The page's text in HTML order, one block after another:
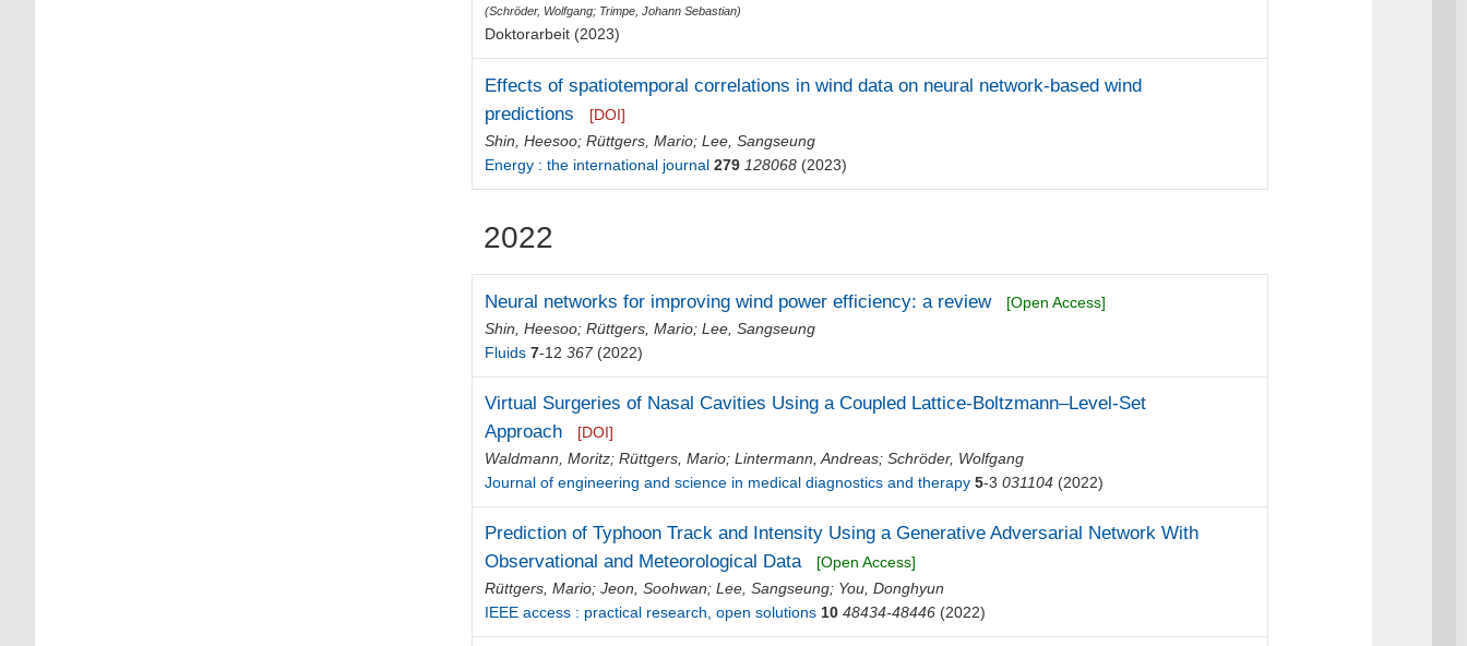
(Schröder, Wolfgang; Trimpe, Johann Sebastian)
Doktorarbeit (2023)
Effects of spatiotemporal correlations in wind data on neural network-based wind
predictions
[DOI]
Shin, Heesoo;Rüttgers, Mario;Lee, Sangseung
Energy : the international journal 279 128068 (2023)
2022
Neural networks for improving wind power efficiency: a review
[Open Access]
Shin, Heesoo;Rüttgers, Mario;Lee, Sangseung
Fluids 7-12 367(2022)
Virtual Surgeries of Nasal Cavities Using a Coupled Lattice-Boltzmann–Level-Set
Approach
[DOI]
Waldmann, Moritz;Rüttgers, Mario;Lintermann, Andreas;Schröder, Wolfgang
Journal of engineering and science in medical diagnostics and therapy 5-3 031104 (2022)
Prediction of Typhoon Track and Intensity Using a Generative Adversarial Network With
Observational and Meteorological Data
[Open Access]
Rüttgers, Mario;Jeon, Soohwan;Lee, Sangseung; You, Donghyun
IEEE access : practical research, open solutions 10 48434-48446 (2022)